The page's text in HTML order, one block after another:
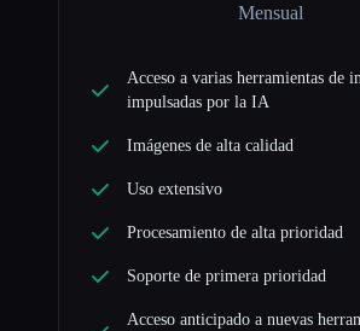
Mensual
Acceso a varias herramientas de
impulsadas por la IA
Imágenes de alta calidad
Uso extensivo
Procesamiento de alta prioridad
Soporte de primera prioridad
Acceso anticipado a nuevas